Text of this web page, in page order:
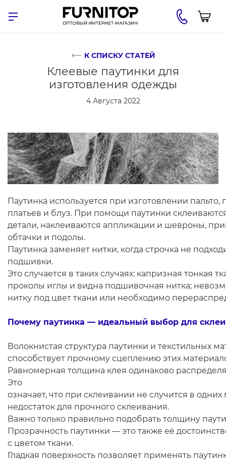
К СПИСКУ СТАТЕЙ
Клеевые паутинки для
изготовления одежды
4 Августа 2022
Паутинка используется при изготовлении пальто,
платьев и блуз. При помощи паутинки
детали, наклеиваются аппликации и шевроны,
обтачки и подолы.
Паутинка заменяет нитки, когда строчка не
подшивки.
Это случается в таких случаях: капризная тонкая
проколы иглы и видна подшивочная нитка;
нитку под цвет ткани или необходимо
Почему паутинка — идеальный выбор для
Волокнистая структура паутинки и текстильных
способствует прочному сцеплению этих
Равномерная толщина клея одинаково
Это
означает, что при склеивании не случится в
недостаток для прочного склеивания.
Важно только правильно подобрать толщину
Прозрачность паутинки — это также её
с цветом ткани.
Гладкая поверхность позволяет применять